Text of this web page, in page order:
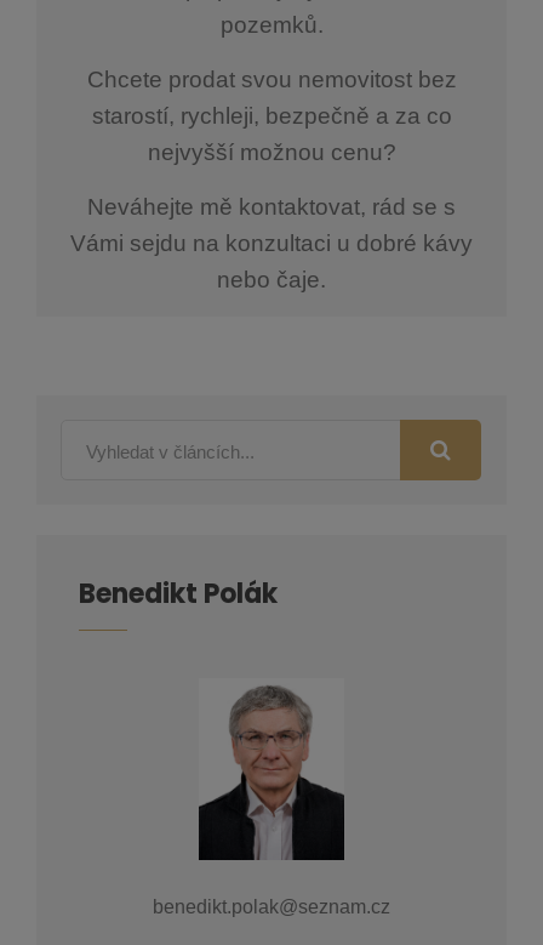
pozemků.
Chcete prodat svou nemovitost bez
starostí, rychleji, bezpečně a za co
nejvyšší možnou cenu?
Neváhejte mě kontaktovat, rád se s
Vámi sejdu na konzultaci u dobré kávy
nebo čaje.
Benedikt Polák
benedikt.polak@seznam.cz